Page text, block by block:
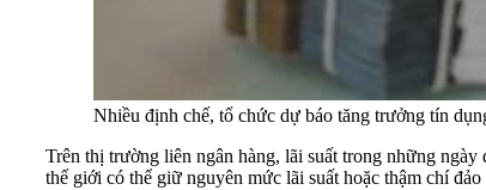
Nhiều định chế, tổ chức dự báo tăng trưởng tín
Trên thị trường liên ngân hàng, lãi suất trong những
thế giới có thể giữ nguyên mức lãi suất hoặc thậm chí đảo